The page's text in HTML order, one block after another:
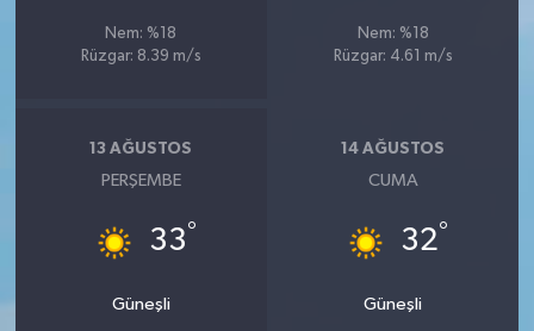
Nem: %18
Rüzgar: 8.39 m/s
Nem: %18
Rüzgar: 4.61 m/s
13 AĞUSTOS
PERŞEMBE
33°
Güneşli
14 AĞUSTOS
CUMA
32°
Güneşli